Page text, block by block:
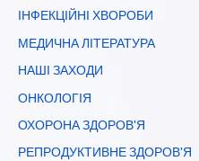
ІНФЕКЦІЙНІ ХВОРОБИ
МЕДИЧНА ЛІТЕРАТУРА
НАШІ ЗАХОДИ
ОНКОЛОГІЯ
ОХОРОНА ЗДОРОВ'Я
РЕПРОДУКТИВНЕ ЗДОРОВ'Я